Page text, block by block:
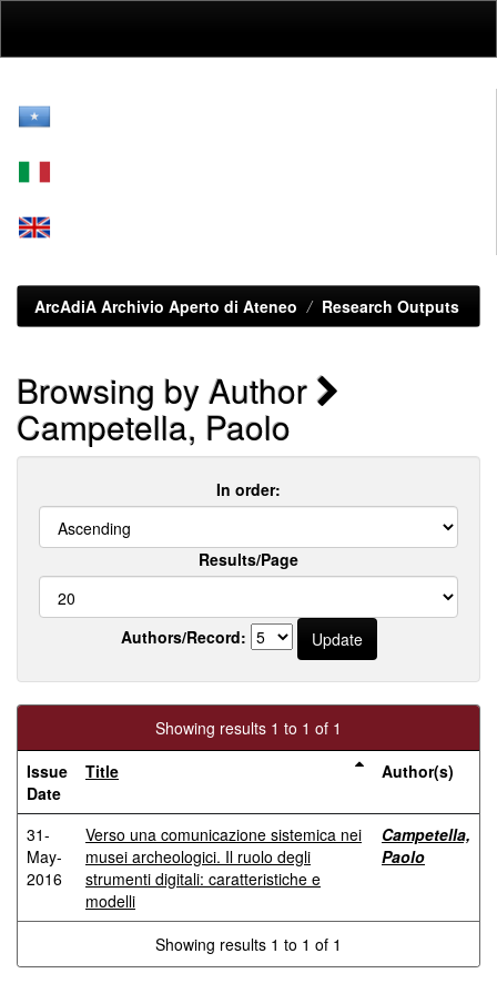
ArcAdiA Archivio Aperto di Ateneo Research Outputs
Browsing by Author
Campetella, Paolo
In order:
Results/Page
Authors/Record:
Showing results 1 to 1 of 1
Issue
Date
Title Author(s)
31-
May-
2016
Verso una comunicazione sistemica nei
musei archeologici. Il ruolo degli
strumenti digitali: caratteristiche e
modelli
Campetella,
Paolo
Showing results 1 to 1 of 1